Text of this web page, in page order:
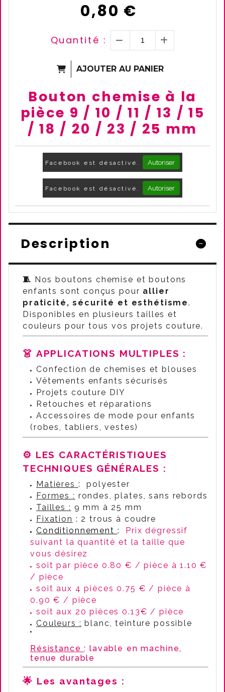
0,80 €
Quantité :
AJOUTER AU PANIER
Bouton chemise à la
pièce 9 / 10 / 11 / 13 / 15
/ 18 / 20 / 23 / 25 mm
Facebook est désactivé. Autoriser
Facebook est désactivé. Autoriser
Description
🧵 Nos boutons chemise et boutons
enfants sont conçus pour allier
praticité, sécurité et esthétisme.
Disponibles en plusieurs tailles et
couleurs pour tous vos projets couture.
👗 APPLICATIONS MULTIPLES :
Confection de chemises et blouses
Vêtements enfants sécurisés
Projets couture DIY
Retouches et réparations
Accessoires de mode pour enfants
(robes, tabliers, vestes)
⚙️ LES CARACTÉRISTIQUES
TECHNIQUES GÉNÉRALES :
Matières : polyester
Formes : rondes, plates, sans rebords
Tailles : 9 mm à 25 mm
Fixation : 2 trous à coudre
Conditionnement :
Prix dégressif
suivant la quantité et la taille que
vous désirez
soit par pièce 0.80 € / pièce à 1.10 €
/ pièce
soit aux 4 pièces 0.75 € / pièce à
0.90 € / pièce
soit aux 20 pièces 0.13€ / pièce
Couleurs : blanc, teinture possible
Résistance: lavable en machine,
tenue durable
🌟 Les avantages :